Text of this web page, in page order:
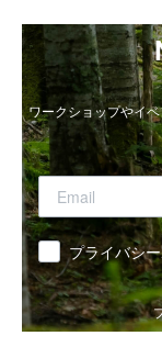
ワークショップやイ
同意 プライバシ